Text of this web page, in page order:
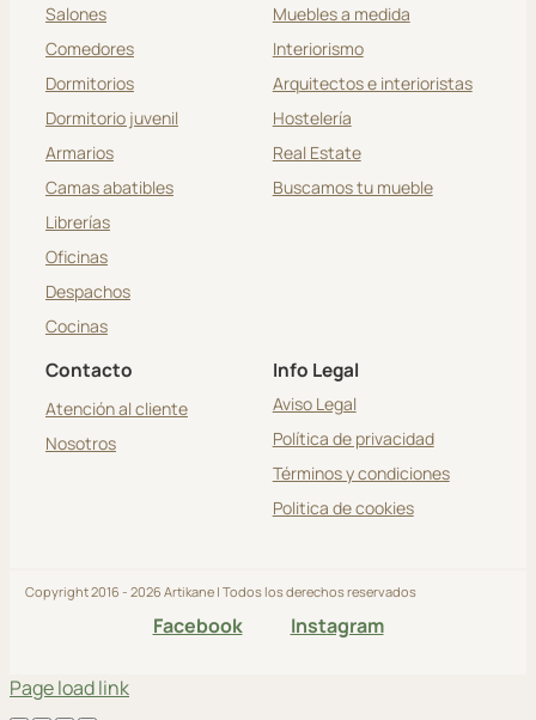
Salones
Comedores
Dormitorios
Dormitorio juvenil
Armarios
Camas abatibles
Librerías
Oficinas
Despachos
Cocinas
Muebles a medida
Interiorismo
Arquitectos e interioristas
Hostelería
Real Estate
Buscamos tu mueble
Contacto
Atención al cliente
Nosotros
Info Legal
Aviso Legal
Política de privacidad
Términos y condiciones
Politica de cookies
Copyright 2016 - 2026 Artikane | Todos los derechos reservados
Facebook Instagram
Page load link